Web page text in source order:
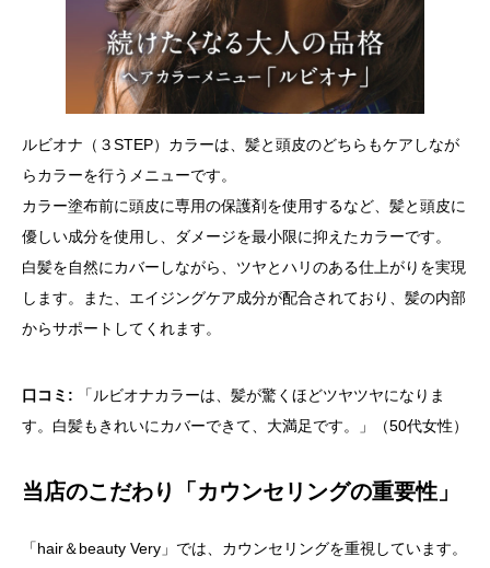
ルビオナ（３STEP）カラーは、髪と頭皮のどちらもケアしなが
らカラーを行うメニューです。
カラー塗布前に頭皮に専用の保護剤を使用するなど、髪と頭皮に
優しい成分を使用し、ダメージを最小限に抑えたカラーです。
白髪を自然にカバーしながら、ツヤとハリのある仕上がりを実現
します。また、エイジングケア成分が配合されており、髪の内部
からサポートしてくれます。
口コミ: 「ルビオナカラーは、髪が驚くほどツヤツヤになりま
す。白髪もきれいにカバーできて、大満足です。」（50代女性）
当店のこだわり「カウンセリングの重要性」
「hair＆beauty Very」では、カウンセリングを重視しています。